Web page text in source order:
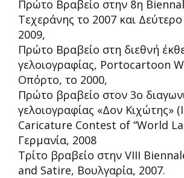
Πρώτο Βραβείο στην 8η
Τεχεράνης το 2007 και
2009,
Πρώτο Βραβείο στη διεθνή
γελοιογραφίας, Portocartoon
Οπόρτο, το 2000,
Πρώτο βραβείο στον 3ο
γελοιογραφίας «Δον Κιχώτης»
Caricature Contest of “World
Γερμανία, 2008
Τρίτο βραβείο στην VIII
and Satire, Βουλγαρία, 2007.